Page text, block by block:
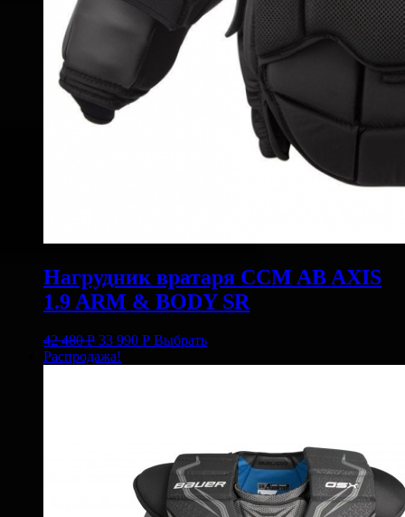
Нагрудник вратаря CCM AB AXIS
1.9 ARM & BODY SR
42 480Р 33 990 Р Выбрать
Распродажа!